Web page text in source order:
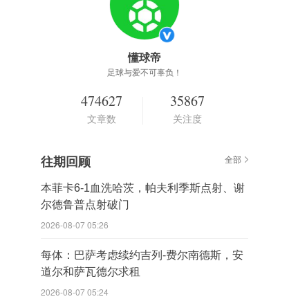
懂球帝
足球与爱不可辜负！
474627
文章数
35867
关注度
往期回顾 全部
本菲卡6-1血洗哈茨，帕夫利季斯点射、谢
尔德鲁普点射破门
2026-08-07 05:26
每体：巴萨考虑续约吉列-费尔南德斯，安
道尔和萨瓦德尔求租
2026-08-07 05:24